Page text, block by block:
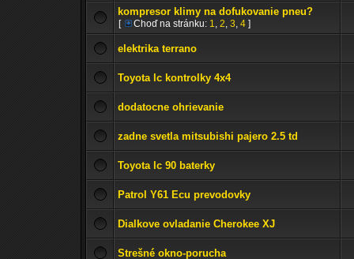
kompresor klimy na dofukovanie pneu?
[ Choď na stránku: 1, 2, 3, 4 ]
elektrika terrano
Toyota lc kontrolky 4x4
dodatocne ohrievanie
zadne svetla mitsubishi pajero 2.5 td
Toyota lc 90 baterky
Patrol Y61 Ecu prevodovky
Dialkove ovladanie Cherokee XJ
Strešné okno-porucha